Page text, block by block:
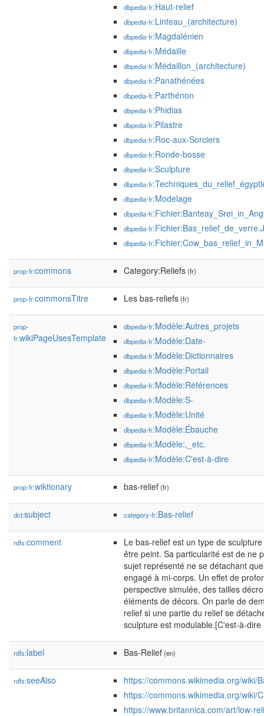
dbpedia-fr:Haut-relief
dbpedia-fr:Linteau_(architecture)
dbpedia-fr:Magdalénien
dbpedia-fr:Médaille
dbpedia-fr:Médaillon_(architecture)
dbpedia-fr:Panathénées
dbpedia-fr:Parthénon
dbpedia-fr:Phidias
dbpedia-fr:Pilastre
dbpedia-fr:Roc-aux-Sorciers
dbpedia-fr:Ronde-bosse
dbpedia-fr:Sculpture
dbpedia-fr
dbpedia-fr:Modelage
dbpedia-fr
dbpedia-fr
dbpedia-fr
prop-fr:commons Category:Reliefs(fr)
prop-fr:commonsTitre Les bas-reliefs(fr)
prop-
fr:wikiPageUsesTemplate
dbpedia-fr:Modèle:Autres_projets
dbpedia-fr:Modèle:Date-
dbpedia-fr:Modèle:Dictionnaires
dbpedia-fr:Modèle:Portail
dbpedia-fr:Modèle:Références
dbpedia-fr:Modèle:S-
dbpedia-fr:Modèle:Unité
dbpedia-fr:Modèle:Ébauche
dbpedia-fr:Modèle:,_etc.
dbpedia-fr:Modèle:C'est-à-dire
prop-fr:wiktionary bas-relief(fr)
dct:subject category-fr:Bas-relief
rdfs:comment
Le bas-relief est un type de
être peint. Sa particularité est de ne
sujet représenté ne se détachant
engagé à mi-corps. Un effet de
perspective simulée, des tailles
éléments de décors. On parle de
relief si une partie du relief se
sculpture est modulable.[C'est-à-dire
rdfs:label Bas-Relief(en)
rdfs:seeAlso
https://commons.wikimedia.org/wiki/
https://commons.wikimedia.org/wiki/
https://www.britannica.com/art/low-